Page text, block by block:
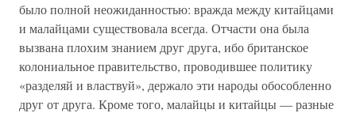
было полной неожиданностью: вражда между китайцами
и малайцами существовала всегда. Отчасти она была
вызвана плохим знанием друг друга, ибо британское
колониальное правительство, проводившее политику
«разделяй и властвуй», держало эти народы обособленно
друг от друга. Кроме того, малайцы и китайцы — разные